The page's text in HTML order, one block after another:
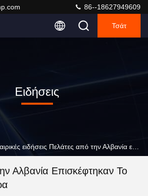
86--18627949609
Τσάτ
Ειδήσεις
Αλβανία Επισκέφτηκαν Το